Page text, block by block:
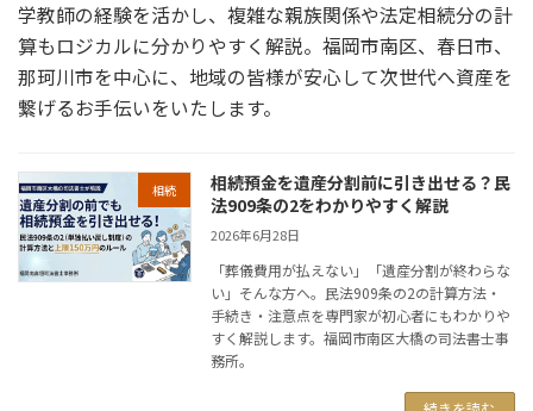
学教師の経験を活かし、複雑な親族関係や法定相続分の計
算もロジカルに分かりやすく解説。福岡市南区、春日市、
那珂川市を中心に、地域の皆様が安心して次世代へ資産を
繋げるお手伝いをいたします。
相続
相続預金を遺産分割前に引き出せる？民
法909条の2をわかりやすく解説
2026年6月28日
「葬儀費用が払えない」「遺産分割が終わらな
い」そんな方へ。民法909条の2の計算方法・
手続き・注意点を専門家が初心者にもわかりや
すく解説します。福岡市南区大橋の司法書士事
務所。